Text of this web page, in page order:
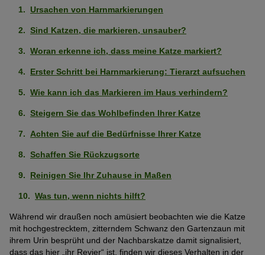
Ursachen von Harnmarkierungen
Sind Katzen, die markieren, unsauber?
Woran erkenne ich, dass meine Katze markiert?
Erster Schritt bei Harnmarkierung: Tierarzt aufsuchen
Wie kann ich das Markieren im Haus verhindern?
Steigern Sie das Wohlbefinden Ihrer Katze
Achten Sie auf die Bedürfnisse Ihrer Katze
Schaffen Sie Rückzugsorte
Reinigen Sie Ihr Zuhause in Maßen
Was tun, wenn nichts hilft?
Während wir draußen noch amüsiert beobachten wie die Katze
mit hochgestrecktem, zitterndem Schwanz den Gartenzaun mit
ihrem Urin besprüht und der Nachbarskatze damit signalisiert,
dass das hier „ihr Revier“ ist, finden wir dieses Verhalten in der